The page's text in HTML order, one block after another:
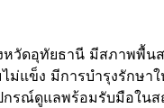
หวัดอุทัยธานี มีสภาพพื้น
ม่แข็ง มีการบำรุงรักษา
รณ์ดูแลพร้อมรับมือในส